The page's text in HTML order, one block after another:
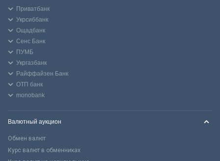
Приватбанк
Укрсиббанк
Ощадбанк
Сенс Банк
ПУМБ
Укргазбанк
Райффайзен Банк
ОТП банк
monobank
Валютный аукцион
Обмен валют
Курс валют в обменниках